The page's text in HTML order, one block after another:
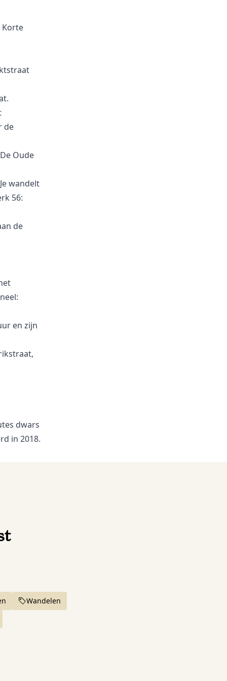
Korte
de
Oude
wandelt
56:
de
en zijn
dwars
in 2018.
Wandelen